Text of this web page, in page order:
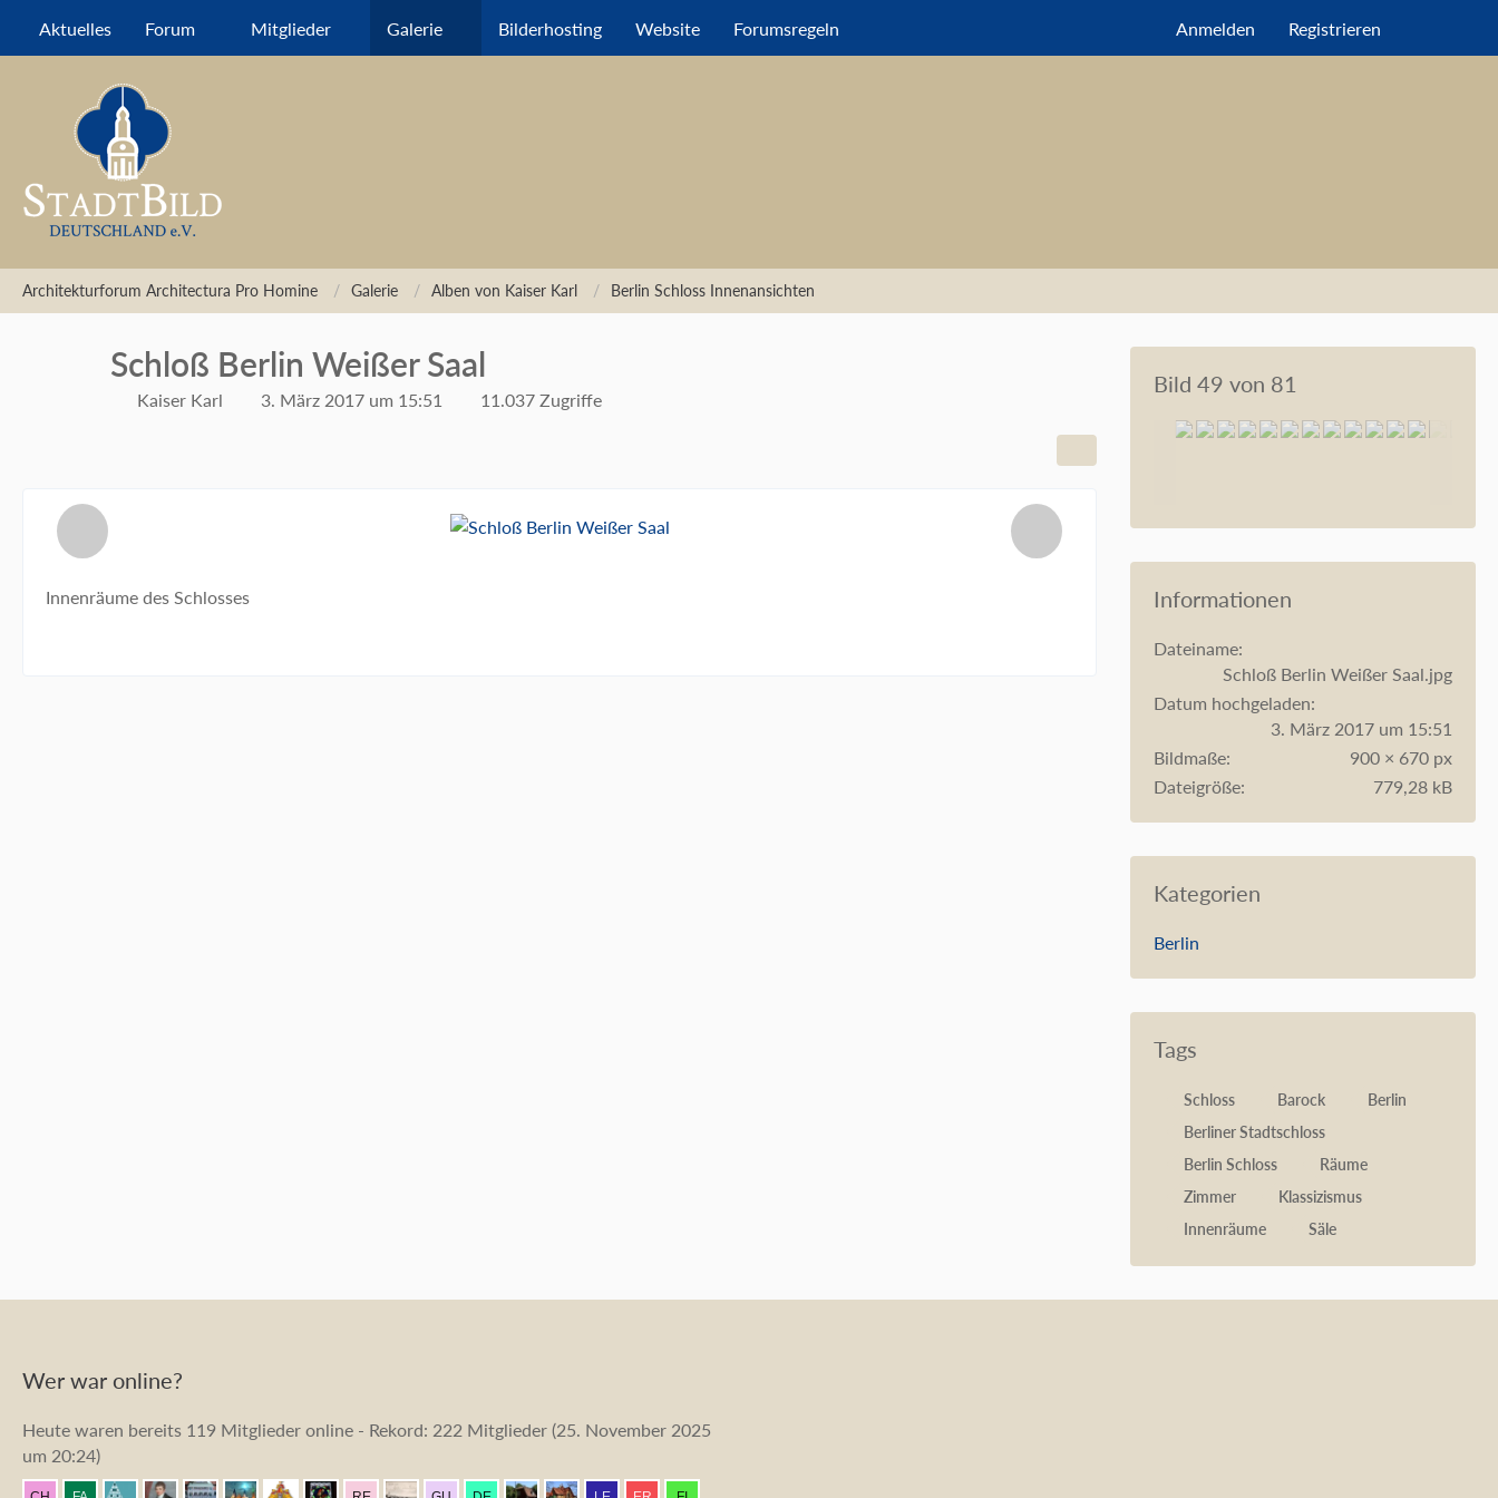
Aktuelles Forum Mitglieder Galerie Bilderhosting Website Forumsregeln Anmelden Registrieren
Architekturforum Architectura Pro Homine Galerie Alben von Kaiser Karl Berlin Schloss Innenansichten
Schloß Berlin Weißer Saal
Kaiser Karl 3. März 2017 um 15:51 11.037 Zugriffe
Innenräume des Schlosses
Bild 49 von 81
Informationen
Dateiname
Schloß Berlin Weißer Saal.jpg
Datum hochgeladen
3. März 2017 um 15:51
Bildmaße
900 × 670 px
Dateigröße
779,28 kB
Kategorien
Berlin
Tags
Schloss Barock
Berlin
Berliner Stadtschloss
Berlin Schloss
Räume
Zimmer
Klassizismus
Innenräume
Säle
Wer war online?
Heute waren bereits 119 Mitglieder online - Rekord: 222 Mitglieder (25. November 2025
um 20:24)